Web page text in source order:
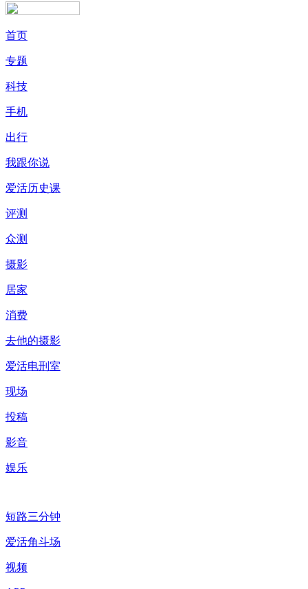
首页
专题
科技
手机
出行
我跟你说
爱活历史课
评测
众测
摄影
居家
消费
去他的摄影
爱活电刑室
现场
投稿
影音
娱乐
短路三分钟
爱活角斗场
视频